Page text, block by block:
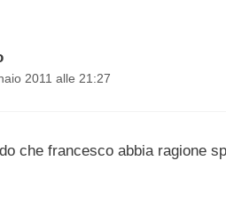
2011 alle 21:27
che francesco abbia ragione